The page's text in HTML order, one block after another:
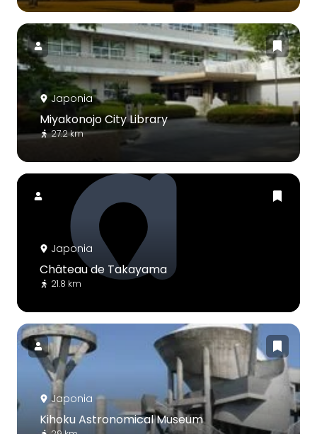
Japonia
Miyakonojo City Library
27.2 km
Japonia
Château de Takayama
21.8 km
Japonia
Kihoku Astronomical Museum